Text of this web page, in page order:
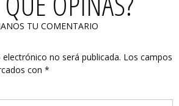
TU COMENTARIO
no será publicada. Los campos
con *